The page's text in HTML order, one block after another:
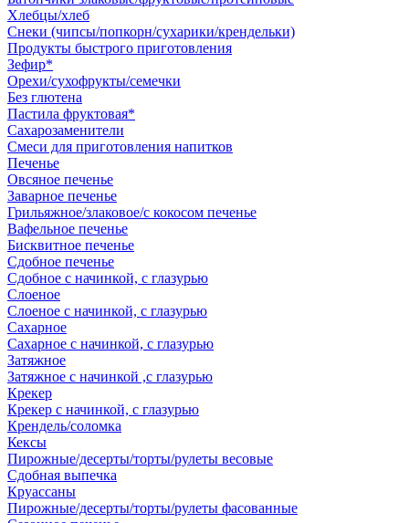
Хлебцы/хлеб
Снеки (чипсы/попкорн/сухарики/крендельки)
Продукты быстрого приготовления
Зефир*
Орехи/сухофрукты/семечки
Без глютена
Пастила фруктовая*
Сахарозаменители
Смеси для приготовления напитков
Печенье
Овсяное печенье
Заварное печенье
Грильяжное/злаковое/с кокосом печенье
Вафельное печенье
Бисквитное печенье
Сдобное печенье
Сдобное с начинкой, с глазурью
Слоеное
Слоеное с начинкой, с глазурью
Сахарное
Сахарное с начинкой, с глазурью
Затяжное
Затяжное с начинкой ,с глазурью
Крекер
Крекер с начинкой, с глазурью
Крендель/соломка
Кексы
Пирожные/десерты/торты/рулеты весовые
Сдобная выпечка
Круассаны
Пирожные/десерты/торты/рулеты фасованные